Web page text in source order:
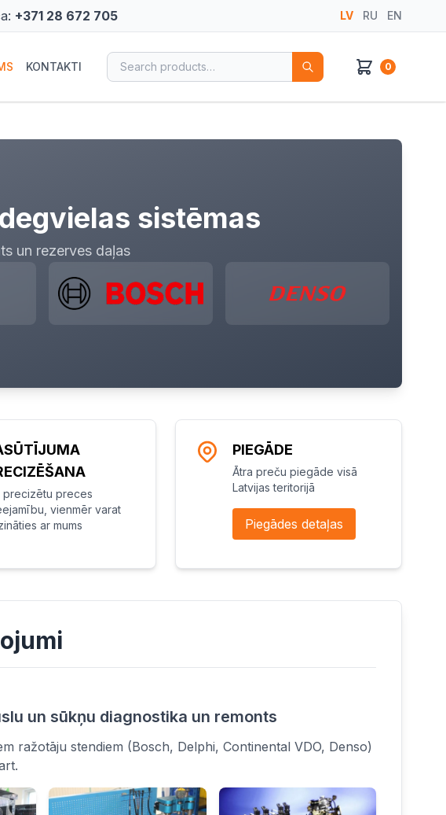
+371 28 672 705 LV RU EN
KONTAKTI Search for: 0
sistēmas
un rezerves daļas
precizētu preces
vienmēr varat
ar mums
PIEGĀDE
Ātra preču piegāde visā
Latvijas teritorijā
Piegādes detaļas
un sūkņu diagnostika un remonts
ražotāju stendiem (Bosch, Delphi, Continental VDO, Denso)